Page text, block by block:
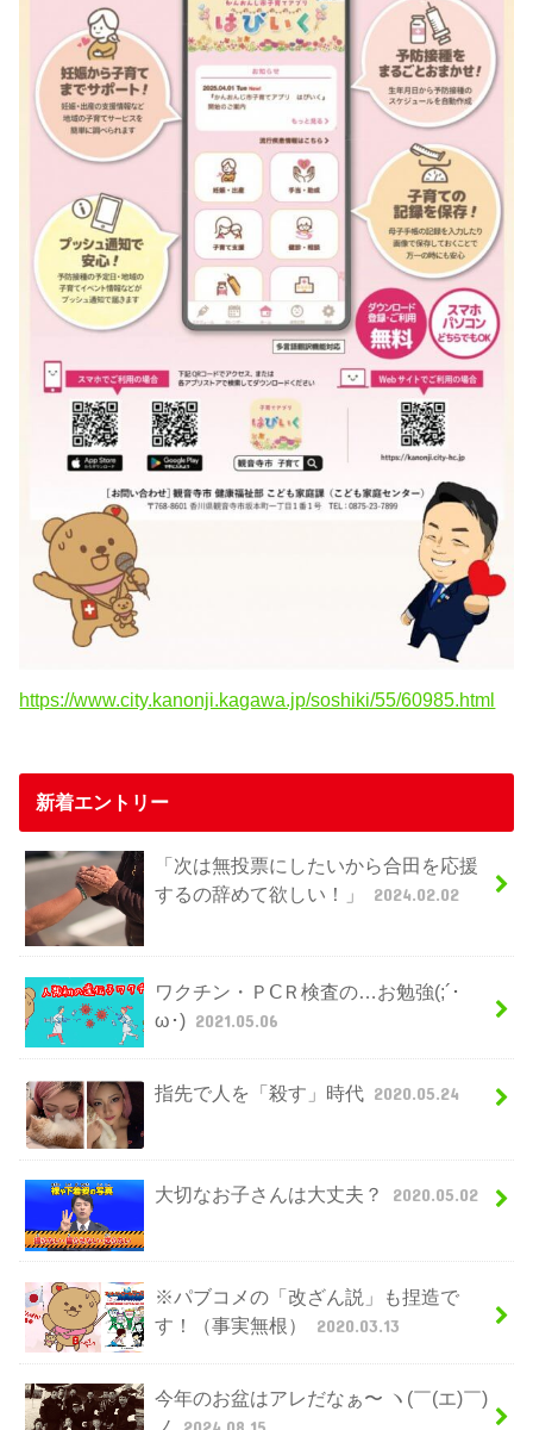
https://www.city.kanonji.kagawa.jp/soshiki/55/60985.html
新着エントリー
「次は無投票にしたいから合田を応援
するの辞めて欲しい！」
2024.02.02
ワクチン・ＰⅭＲ検査の…お勉強(;´･
ω･) 2021.05.06
指先で人を「殺す」時代 2020.05.24
大切なお子さんは大丈夫？ 2020.05.02
※パブコメの「改ざん説」も捏造で
す！（事実無根）
2020.03.13
今年のお盆はアレだなぁ〜 ヽ(￣(エ)￣)